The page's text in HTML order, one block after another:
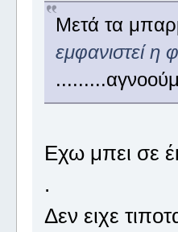
Μετά τα
εμφανιστεί η
Εχω μπει σε
.
Δεν ειχε